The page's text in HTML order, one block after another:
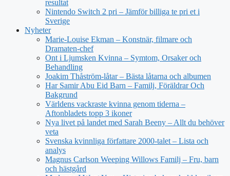
resultat
Nintendo Switch 2 pri – Jämför billiga te pri et i
Sverige
Nyheter
Marie-Louise Ekman – Konstnär, filmare och
Dramaten-chef
Ont i Ljumsken Kvinna – Symtom, Orsaker och
Behandling
Joakim Thåström-låtar – Bästa låtarna och albumen
Har Samir Abu Eid Barn – Familj, Föräldrar Och
Bakgrund
Världens vackraste kvinna genom tiderna –
Aftonbladets topp 3 ikoner
Nya livet på landet med Sarah Beeny – Allt du behöver
veta
Svenska kvinnliga författare 2000-talet – Lista och
analys
Magnus Carlson Weeping Willows Familj – Fru, barn
och hästgård